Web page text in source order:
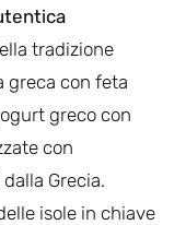
tradizione
greca con feta
greco con
con
Grecia.
isole in chiave